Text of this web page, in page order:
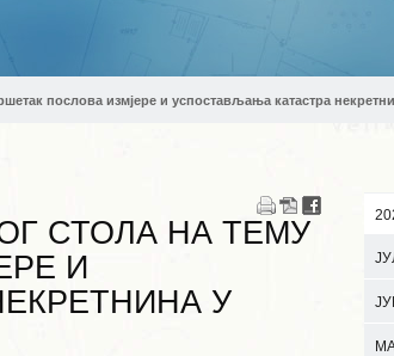
послова измјере и успостављања катастра
СТОЛА НА ТЕМУ
И
У